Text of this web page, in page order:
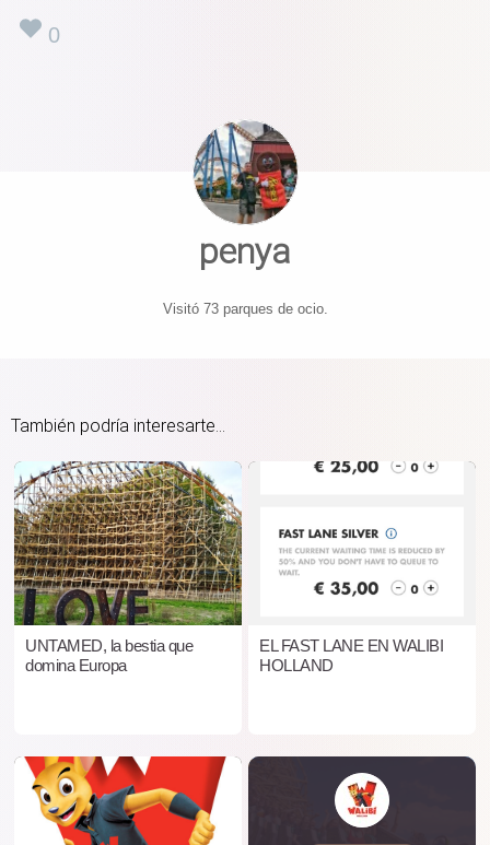
0
penya
Visitó 73 parques de ocio.
También podría interesarte...
UNTAMED, la bestia que
domina Europa
EL FAST LANE EN WALIBI
HOLLAND